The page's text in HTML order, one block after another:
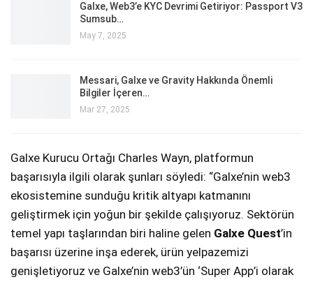
Galxe, Web3’e KYC Devrimi Getiriyor: Passport V3
Sumsub…
May 7, 2025
Messari, Galxe ve Gravity Hakkında Önemli
Bilgiler İçeren…
Mar 27, 2025
Galxe Kurucu Ortağı Charles Wayn, platformun
başarısıyla ilgili olarak şunları söyledi: “Galxe’nin web3
ekosistemine sunduğu kritik altyapı katmanını
geliştirmek için yoğun bir şekilde çalışıyoruz. Sektörün
temel yapı taşlarından biri haline gelen Galxe Quest’in
başarısı üzerine inşa ederek, ürün yelpazemizi
genişletiyoruz ve Galxe’nin web3’ün ‘Super App’i olarak